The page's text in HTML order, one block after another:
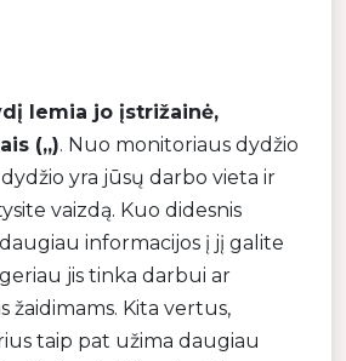
lemia jo įstrižainė,
(„). Nuo monitoriaus dydžio
yra jūsų darbo vieta ir
vaizdą. Kuo didesnis
informacijos į jį galite
jis tinka darbui ar
žaidimams. Kita vertus,
taip pat užima daugiau